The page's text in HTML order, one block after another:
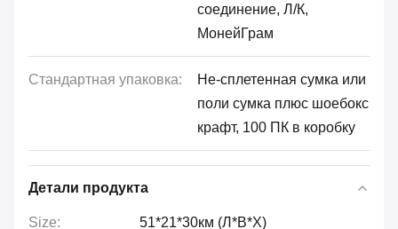
соединение, Л/К,
МонейГрам
Стандартная упаковка:
Не-сплетенная сумка или
поли сумка плюс шоебокс
крафт, 100 ПК в коробку
Детали продукта
Size: 51*21*30км (Л*В*Х)